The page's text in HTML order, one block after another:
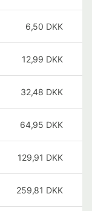
6,50 DKK
12,99 DKK
32,48 DKK
64,95 DKK
129,91 DKK
259,81 DKK